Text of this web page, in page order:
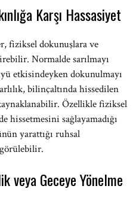
Karşı Hassasiyet
fiziksel dokunuşlara ve
Normalde sarılmayı
etkisindeyken dokunulmayı
bilinçaltında hissedilen
Özellikle fiziksel
hissetmesini sağlayamadığı
yarattığı ruhsal
veya Geceye Yönelme